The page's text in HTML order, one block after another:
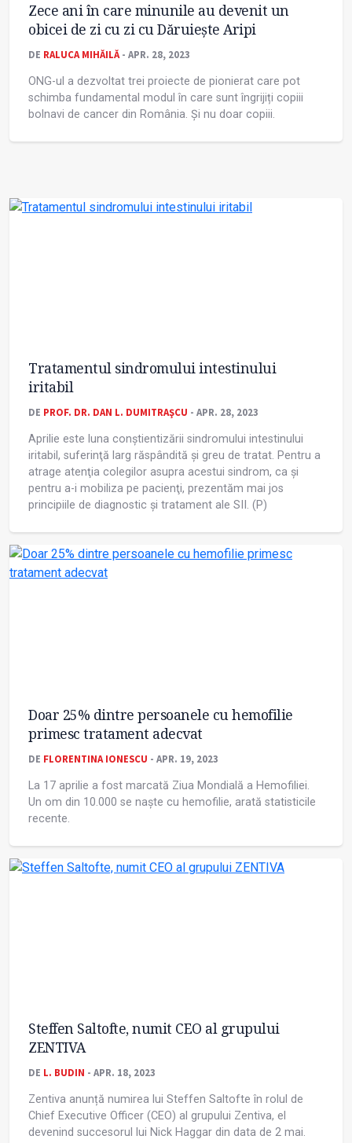
Zece ani în care minunile au devenit un
obicei de zi cu zi cu Dăruiește Aripi
DE RALUCA MIHĂILĂ- APR. 28, 2023
ONG-ul a dezvoltat trei proiecte de pionierat care pot
schimba fundamental modul în care sunt îngrijiți copiii
bolnavi de cancer din România. Și nu doar copiii.
Tratamentul sindromului intestinului
iritabil
DE PROF. DR. DAN L. DUMITRAŞCU - APR. 28, 2023
Aprilie este luna conștientizării sindromului intestinului
iritabil, suferinţă larg răspândită și greu de tratat. Pentru a
atrage atenţia colegilor asupra acestui sindrom, ca și
pentru a-i mobiliza pe pacienţi, prezentăm mai jos
principiile de diagnostic și tratament ale SII. (P)
Doar 25% dintre persoanele cu hemofilie
primesc tratament adecvat
DE FLORENTINA IONESCU - APR. 19, 2023
La 17 aprilie a fost marcată Ziua Mondială a Hemofiliei.
Un om din 10.000 se naște cu hemofilie, arată statisticile
recente.
Steffen Saltofte, numit CEO al grupului
ZENTIVA
DE L. BUDIN - APR. 18, 2023
Zentiva anunță numirea lui Steffen Saltofte în rolul de
Chief Executive Officer (CEO) al grupului Zentiva, el
devenind succesorul lui Nick Haggar din data de 2 mai.